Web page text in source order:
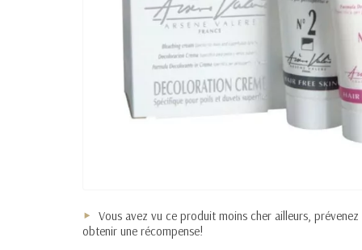
Vous avez vu ce produit moins cher ailleurs,
obtenir une récompense!